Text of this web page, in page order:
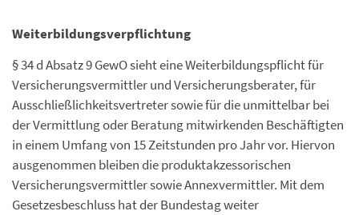
Weiterbildungsverpflichtung
§ 34 d Absatz 9 GewO sieht eine Weiterbildungspflicht für
Versicherungsvermittler und Versicherungsberater, für
Ausschließlichkeitsvertreter sowie für die unmittelbar bei
der Vermittlung oder Beratung mitwirkenden Beschäftigten
in einem Umfang von 15 Zeitstunden pro Jahr vor. Hiervon
ausgenommen bleiben die produktakzessorischen
Versicherungsvermittler sowie Annexvermittler. Mit dem
Gesetzesbeschluss hat der Bundestag weiter